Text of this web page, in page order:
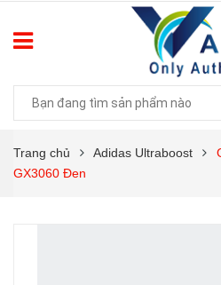
Trang chủ Adidas Ultraboost
GX3060 Đen